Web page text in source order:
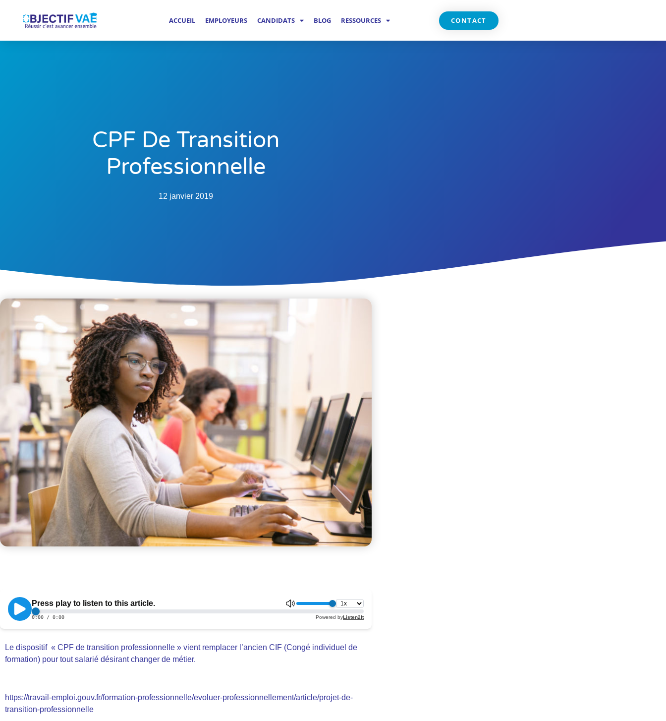
ACCUEIL EMPLOYEURS CANDIDATS BLOG RESSOURCES CONTACT
CPF De Transition
Professionnelle
12 janvier 2019
Le dispositif « CPF de transition professionnelle » vient remplacer l’ancien CIF (Congé individuel de
formation) pour tout salarié désirant changer de métier.
https://travail-emploi.gouv.fr/formation-professionnelle/evoluer-professionnellement/article/projet-de-
transition-professionnelle